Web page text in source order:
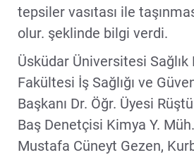
tepsiler vasıtası ile
olur. şeklinde bilgi verdi.
Üsküdar Üniversitesi
Fakültesi İş Sağlığı ve
Başkanı Dr. Öğr. Üyesi
Baş Denetçisi Kimya Y.
Mustafa Cüneyt Gezen,